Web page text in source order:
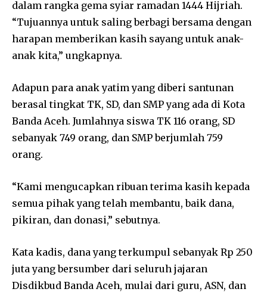
dalam rangka gema syiar ramadan 1444 Hijriah.
“Tujuannya untuk saling berbagi bersama dengan
harapan memberikan kasih sayang untuk anak-
anak kita,” ungkapnya.
Adapun para anak yatim yang diberi santunan
berasal tingkat TK, SD, dan SMP yang ada di Kota
Banda Aceh. Jumlahnya siswa TK 116 orang, SD
sebanyak 749 orang, dan SMP berjumlah 759
orang.
“Kami mengucapkan ribuan terima kasih kepada
semua pihak yang telah membantu, baik dana,
pikiran, dan donasi,” sebutnya.
Kata kadis, dana yang terkumpul sebanyak Rp 250
juta yang bersumber dari seluruh jajaran
Disdikbud Banda Aceh, mulai dari guru, ASN, dan